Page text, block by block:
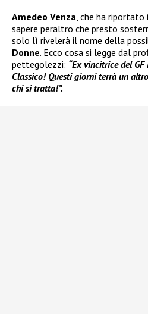
Amedeo Venza, che ha
sapere peraltro che presto
solo lì rivelerà il nome della
Donne. Ecco cosa si legge dal
pettegolezzi: “Ex vincitrice del
Classico! Questi giorni terrà un
chi si tratta!”.